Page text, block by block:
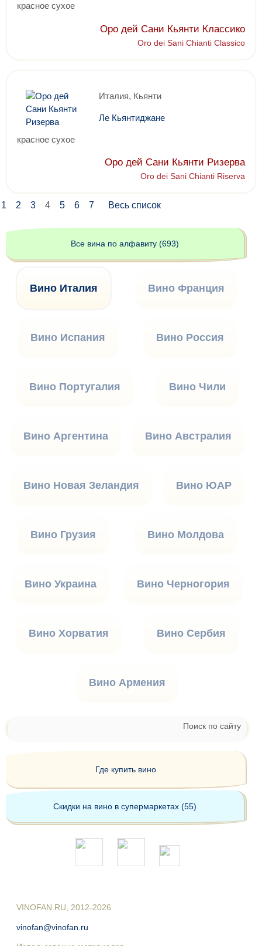
красное сухое
Оро дей Сани Кьянти Классико
Oro dei Sani Chianti Classico
Италия, Кьянти
Ле Кьянтиджане
красное сухое
Оро дей Сани Кьянти Ризерва
Oro dei Sani Chianti Riserva
1 2 3 4 5 6 7 Весь список
Все вина по алфавиту (693)
Вино Италия Вино Франция
Вино Испания Вино Россия
Вино Португалия Вино Чили
Вино Аргентина Вино Австралия
Вино Новая Зеландия Вино ЮАР
Вино Грузия Вино Молдова
Вино Украина Вино Черногория
Вино Хорватия Вино Сербия
Вино Армения
Поиск по сайту
Где купить вино
Скидки на вино в супермаркетах (55)
VINOFAN.RU, 2012-2026
vinofan@vinofan.ru